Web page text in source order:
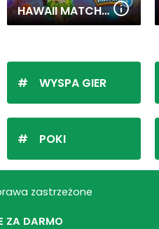
HAWAII MATCH 6
WYSPA GIER
POKI
zastrzeżone
ZA DARMO